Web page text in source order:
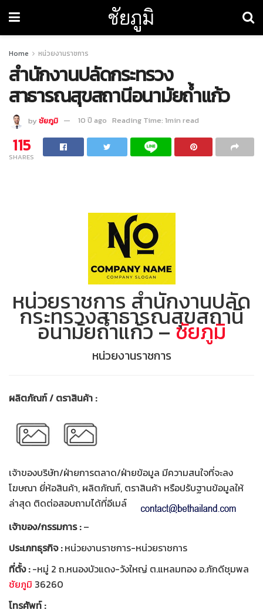
ชัยภูมิ
Home หน่วยงานราชการ
สำนักงานปลัดกระทรวง
สาธารณสุขสถานีอนามัยถ้ำแก้ว
by ชัยภูมิ 10 ปี ago Reading Time: 1min read
115
SHARES
หน่วยราชการ สำนักงานปลัด
กระทรวงสาธารณสุขสถานี
อนามัยถ้ำแก้ว –ชัยภูมิ
หน่วยงานราชการ
ผลิตภัณฑ์ / ตราสินค้า :
เจ้าของบริษัท/ฝ่ายการตลาด/ฝ่ายข้อมูล มีความสนใจที่จะลง
โฆษณา ยี่ห้อสินค้า, ผลิตภัณฑ์, ตราสินค้า หรือปรับฐานข้อมูลให้
ล่าสุด ติดต่อสอบถามได้ที่อีเมล์
เจ้าของ/กรรมการ :–
ประเภทธุรกิจ :หน่วยงานราชการ-หน่วยราชการ
ที่ตั้ง :-หมู่ 2 ถ.หนองบัวแดง-วังใหญ่ ต.แหลมทอง อ.ภักดีชุมพล
ชัยภูมิ 36260
โทรศัพท์ :